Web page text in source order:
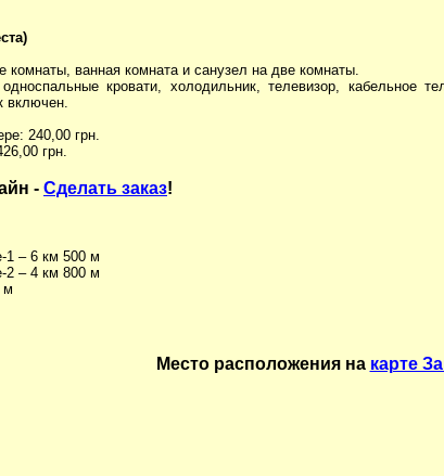
комнаты, ванная комната и санузел на две комнаты.
кровати, холодильник, телевизор, кабельное
включен.
240,00 грн.
грн.
- Сделать заказ!
1 – 6 км 500 м
2 – 4 км 800 м
м
Место расположения на карте